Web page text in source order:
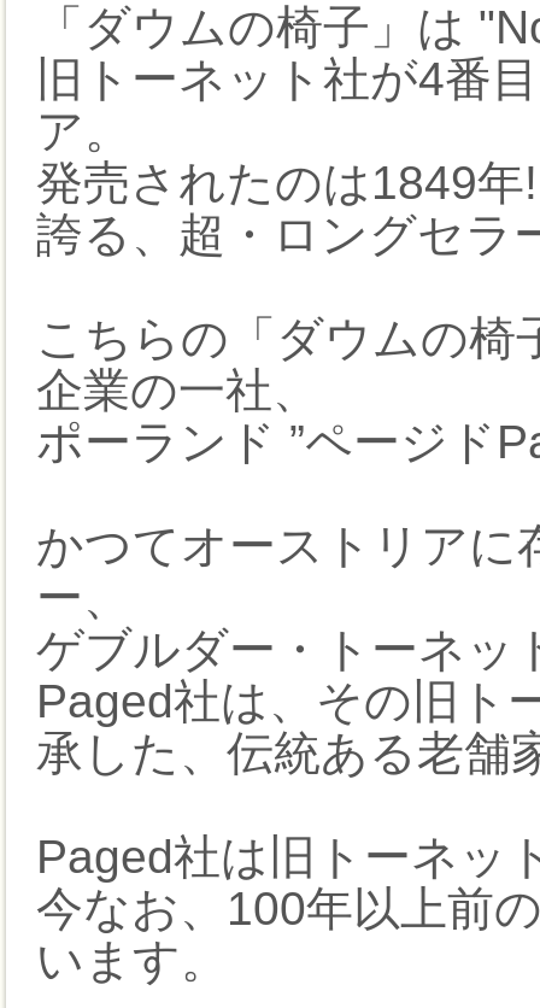
「ダウムの椅子」は
旧トーネット社が4番
ア。
発売されたのは1849
誇る、超・ロングセラ
こちらの「ダウムの椅
企業の一社、
ポーランド ”ページド
かつてオーストリアに
ー、
ゲブルダー・トーネッ
Paged社は、その旧ト
承した、伝統ある老舗
Paged社は旧トーネッ
今なお、100年以上前
います。